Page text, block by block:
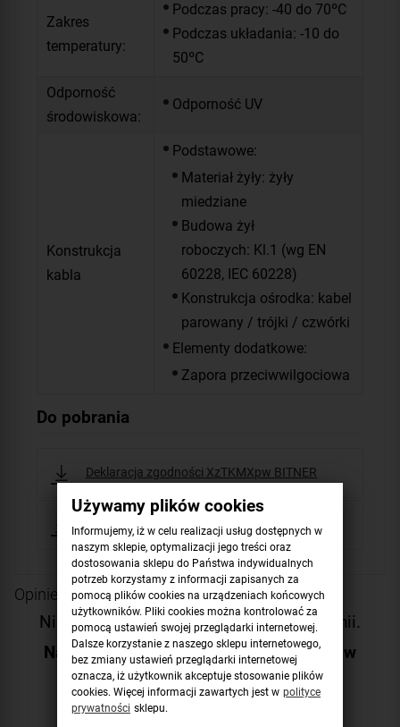
Zakres
temperatury:
Podczas pracy: -40 do 70ºC
Podczas układania: -10 do
50ºC
Odporność
środowiskowa:
Odporność UV
Konstrukcja
kabla
Podstawowe:
Materiał żyły: żyły
miedziane
Budowa żył
roboczych: Kl.1 (wg EN
60228, IEC 60228)
Konstrukcja ośrodka: kabel
parowany / trójki / czwórki
Elementy dodatkowe:
Zapora przeciwwilgociowa
Do pobrania
Deklaracja zgodności XzTKMXpw BITNER
Karta katalogowa XzTKMXpw BITNER
Opinie o produkcie
Niestety produkt nie posiada żadnej opinii.
Napisz pierwszą opinię i pomóż innym w
wyborze!
Dodaj opinię
Używamy plików cookies
Informujemy, iż w celu realizacji usług dostępnych w
naszym sklepie, optymalizacji jego treści oraz
dostosowania sklepu do Państwa indywidualnych
potrzeb korzystamy z informacji zapisanych za
pomocą plików cookies na urządzeniach końcowych
użytkowników. Pliki cookies można kontrolować za
pomocą ustawień swojej przeglądarki internetowej.
Dalsze korzystanie z naszego sklepu internetowego,
bez zmiany ustawień przeglądarki internetowej
oznacza, iż użytkownik akceptuje stosowanie plików
cookies. Więcej informacji zawartych jest w polityce
prywatności sklepu.